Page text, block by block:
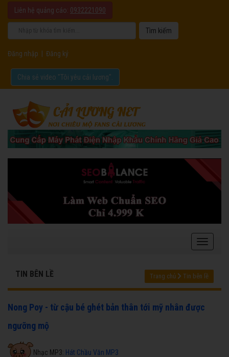
Liên hệ quảng cáo: 0932221090
Đăng nhập Đăng ký
Chia sẻ video "Tôi yêu cải lương".
TIN BÊN LỀ Trang chủ Tin bên lề
Nong Poy - từ cậu bé ghét bản thân tới mỹ nhân được
ngưỡng mộ
Nhạc MP3: Hát Chầu Văn MP3